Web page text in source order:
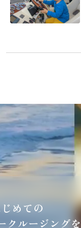
めての
クルージングを